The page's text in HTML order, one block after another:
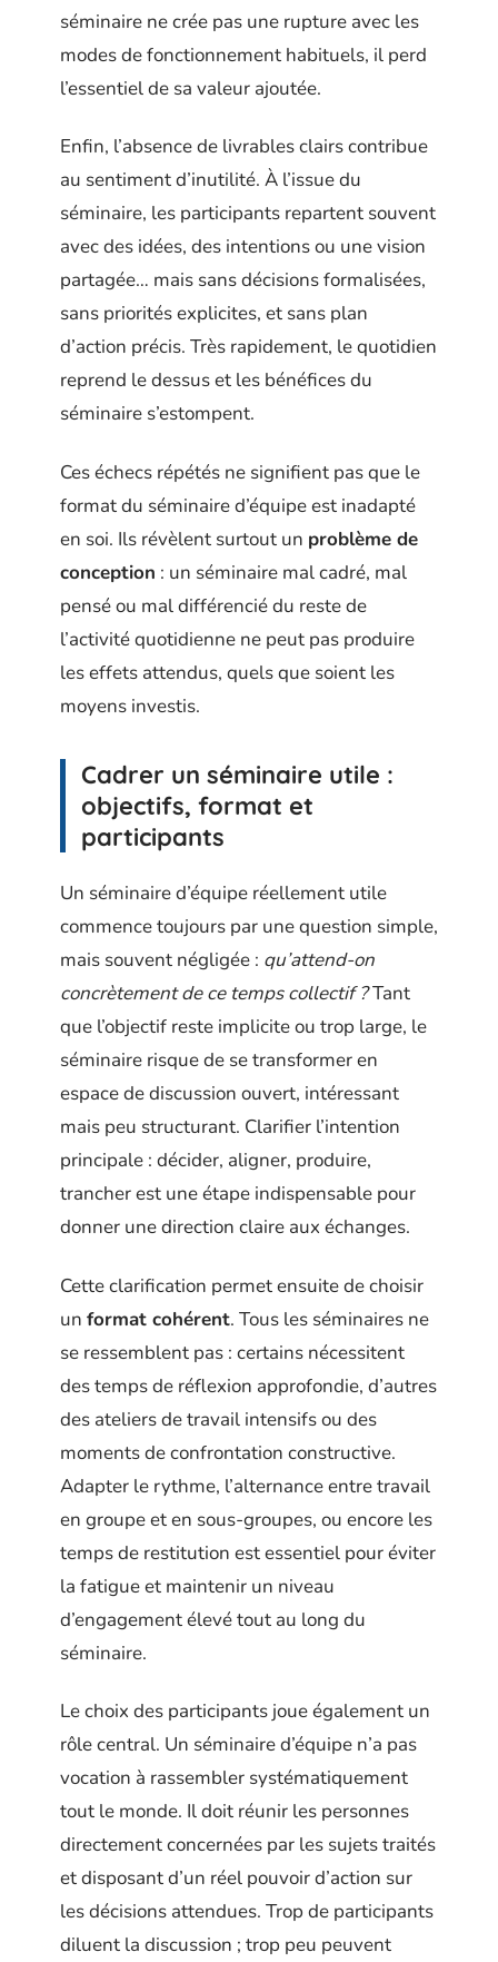
séminaire ne crée pas une rupture avec les
modes de fonctionnement habituels, il perd
l’essentiel de sa valeur ajoutée.
Enfin, l’absence de livrables clairs contribue
au sentiment d’inutilité. À l’issue du
séminaire, les participants repartent souvent
avec des idées, des intentions ou une vision
partagée… mais sans décisions formalisées,
sans priorités explicites, et sans plan
d’action précis. Très rapidement, le quotidien
reprend le dessus et les bénéfices du
séminaire s’estompent.
Ces échecs répétés ne signifient pas que le
format du séminaire d’équipe est inadapté
en soi. Ils révèlent surtout un problème de
conception : un séminaire mal cadré, mal
pensé ou mal différencié du reste de
l’activité quotidienne ne peut pas produire
les effets attendus, quels que soient les
moyens investis.
Cadrer un séminaire utile :
objectifs, format et
participants
Un séminaire d’équipe réellement utile
commence toujours par une question simple,
mais souvent négligée : qu’attend-on
concrètement de ce temps collectif ?Tant
que l’objectif reste implicite ou trop large, le
séminaire risque de se transformer en
espace de discussion ouvert, intéressant
mais peu structurant. Clarifier l’intention
principale : décider, aligner, produire,
trancher est une étape indispensable pour
donner une direction claire aux échanges.
Cette clarification permet ensuite de choisir
un format cohérent. Tous les séminaires ne
se ressemblent pas : certains nécessitent
des temps de réflexion approfondie, d’autres
des ateliers de travail intensifs ou des
moments de confrontation constructive.
Adapter le rythme, l’alternance entre travail
en groupe et en sous-groupes, ou encore les
temps de restitution est essentiel pour éviter
la fatigue et maintenir un niveau
d’engagement élevé tout au long du
séminaire.
Le choix des participants joue également un
rôle central. Un séminaire d’équipe n’a pas
vocation à rassembler systématiquement
tout le monde. Il doit réunir les personnes
directement concernées par les sujets traités
et disposant d’un réel pouvoir d’action sur
les décisions attendues. Trop de participants
diluent la discussion ; trop peu peuvent